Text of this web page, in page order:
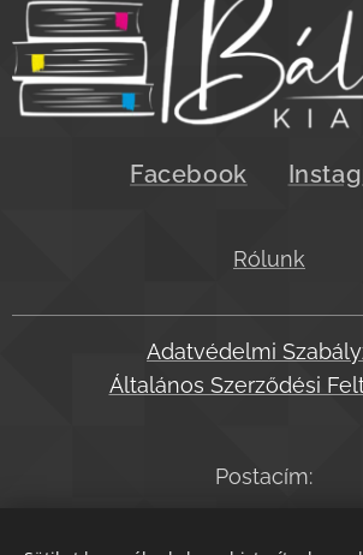
Facebook
Rólunk
Adatvédelmi
Általános Szerződési
Postacím: